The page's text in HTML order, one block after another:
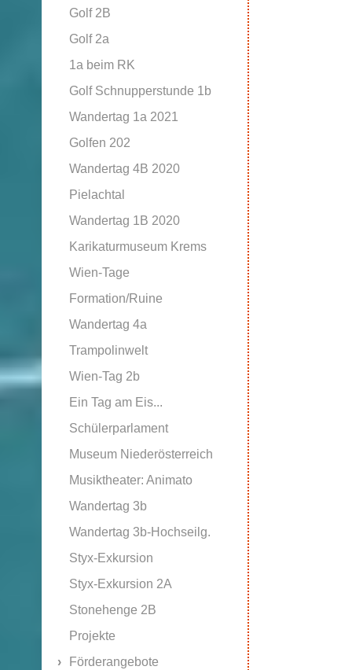
Golf 2B
Golf 2a
1a beim RK
Golf Schnupperstunde 1b
Wandertag 1a 2021
Golfen 202
Wandertag 4B 2020
Pielachtal
Wandertag 1B 2020
Karikaturmuseum Krems
Wien-Tage
Formation/Ruine
Wandertag 4a
Trampolinwelt
Wien-Tag 2b
Ein Tag am Eis...
Schülerparlament
Museum Niederösterreich
Musiktheater: Animato
Wandertag 3b
Wandertag 3b-Hochseilg.
Styx-Exkursion
Styx-Exkursion 2A
Stonehenge 2B
Projekte
Förderangebote